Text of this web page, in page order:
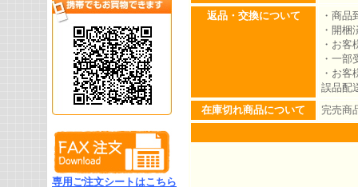
専用ご注文シートはこちら
返品・交換について
・商
・開
・お
・一
・お
誤品配
在庫切れ商品について
完売商